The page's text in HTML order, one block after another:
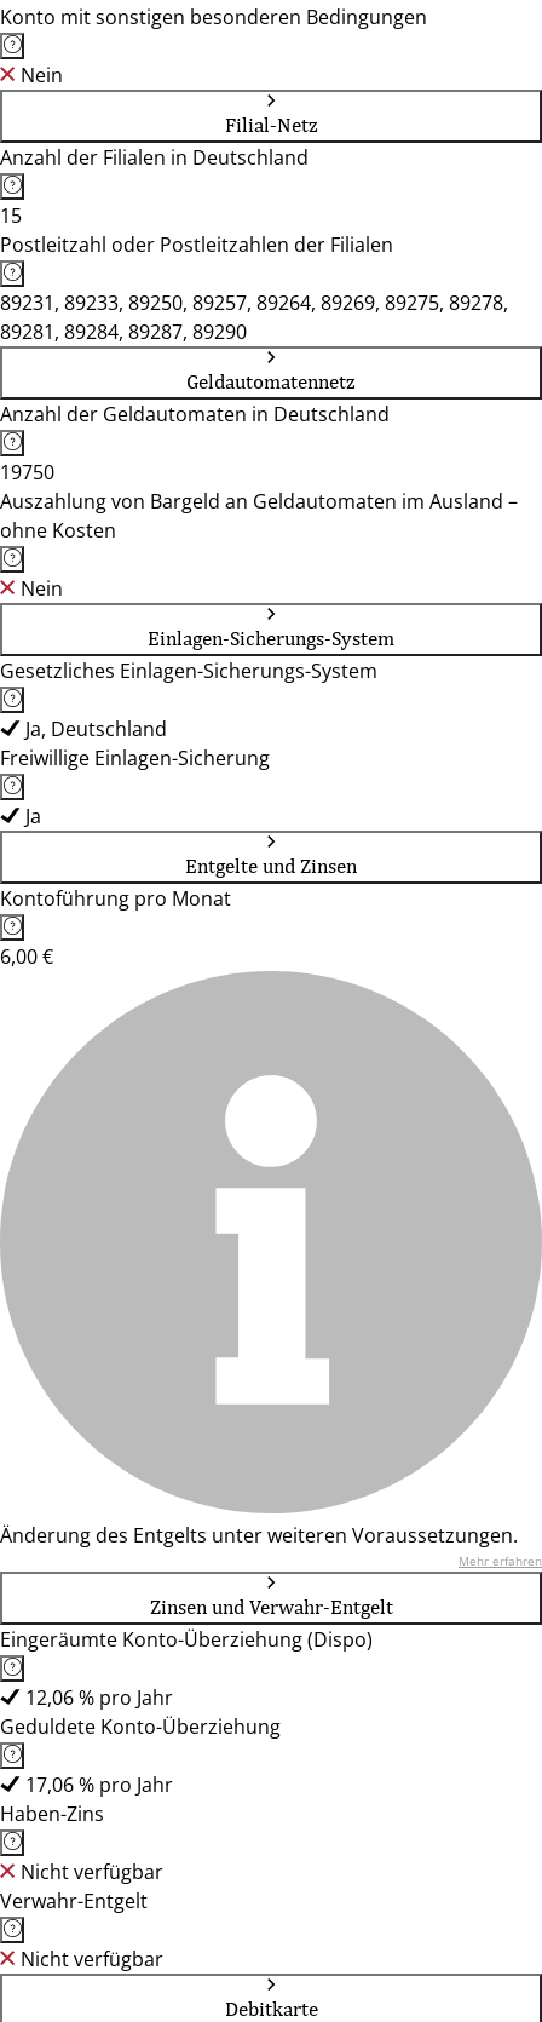
Konto mit sonstigen besonderen Bedingungen
Nein
Filial-Netz
Anzahl der Filialen in Deutschland
15
Postleitzahl oder Postleitzahlen der Filialen
89231, 89233, 89250, 89257, 89264, 89269, 89275, 89278,
89281, 89284, 89287, 89290
Geldautomatennetz
Anzahl der Geldautomaten in Deutschland
19750
Auszahlung von Bargeld an Geldautomaten im Ausland –
ohne Kosten
Nein
Einlagen-Sicherungs-System
Gesetzliches Einlagen-Sicherungs-System
Ja, Deutschland
Freiwillige Einlagen-Sicherung
Ja
Entgelte und Zinsen
Kontoführung pro Monat
6,00 €
Änderung des Entgelts unter weiteren Voraussetzungen.
Mehr erfahren
Zinsen und Verwahr-Entgelt
Eingeräumte Konto-Überziehung (Dispo)
12,06 % pro Jahr
Geduldete Konto-Überziehung
17,06 % pro Jahr
Haben-Zins
Nicht verfügbar
Verwahr-Entgelt
Nicht verfügbar
Debitkarte